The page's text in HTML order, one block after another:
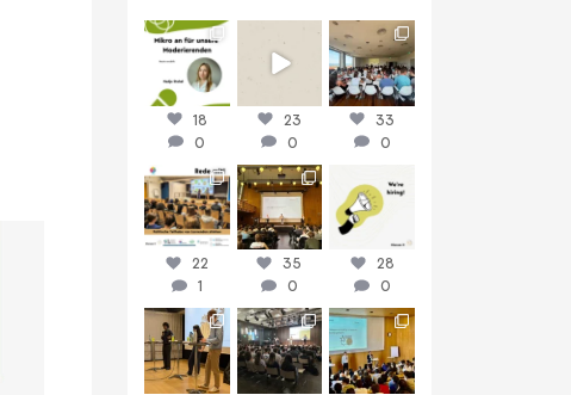
discussit_ch
Juli 21
18
0
discussit_ch
Juli 6
23
0
discussit_ch
Juli 1
33
0
discussit_ch
Juni 16
22
1
discussit_ch
Juni 9
35
0
discussit_ch
Juni 8
28
0
discussit_ch
Juni 3
discussit_ch
Mai 26
discussit_ch
Mai 19